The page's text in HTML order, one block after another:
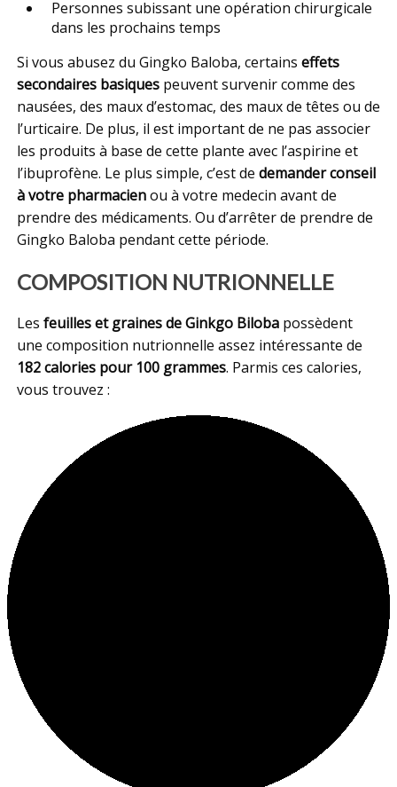
Personnes subissant une opération chirurgicale
dans les prochains temps
Si vous abusez du Gingko Baloba, certains effets
secondaires basiquespeuvent survenir comme des
nausées, des maux d’estomac, des maux de têtes ou de
l’urticaire. De plus, il est important de ne pas associer
les produits à base de cette plante avec l’aspirine et
l’ibuprofène. Le plus simple, c’est de demander conseil
à votre pharmacienou à votre medecin avant de
prendre des médicaments. Ou d’arrêter de prendre de
Gingko Baloba pendant cette période.
COMPOSITION NUTRIONNELLE
Les feuilles et graines de Ginkgo Bilobapossèdent
une composition nutrionnelle assez intéressante de
182 calories pour 100 grammes. Parmis ces calories,
vous trouvez :